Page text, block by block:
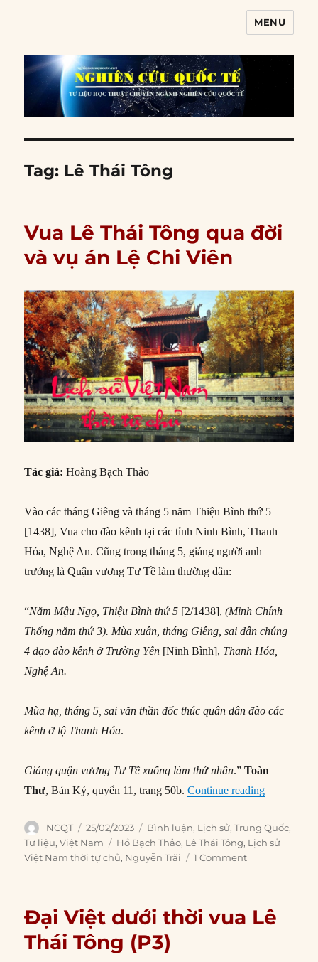
MENU
Tag: Lê Thái Tông
Vua Lê Thái Tông qua đời
và vụ án Lệ Chi Viên
Tác giả: Hoàng Bạch Thảo
Vào các tháng Giêng và tháng 5 năm Thiệu Bình thứ 5
[1438], Vua cho đào kênh tại các tỉnh Ninh Bình, Thanh
Hóa, Nghệ An. Cũng trong tháng 5, giáng người anh
trưởng là Quận vương Tư Tề làm thường dân:
“Năm Mậu Ngọ, Thiệu Bình thứ 5 [2/1438], (Minh Chính
Thống năm thứ 3). Mùa xuân, tháng Giêng, sai dân chúng
4 đạo đào kênh ở Trường Yên [Ninh Bình], Thanh Hóa,
Nghệ An.
Mùa hạ, tháng 5, sai văn thần đốc thúc quân dân đào các
kênh ở lộ Thanh Hóa.
Giáng quận vương Tư Tề xuống làm thứ nhân.” Toàn
Thư, Bản Kỷ, quyển 11, trang 50b.Continue reading“Vua Lê
Author
NCQT
Posted
on
25/02/2023 Categories
Bình luận, Lịch sử,Trung Quốc,
Tư liệu,Việt Nam Tags
Hồ Bạch Thảo, Lê Thái Tông, Lịch sử
Việt Nam thời tự chủ, Nguyễn Trãi 1 Comment
Đại Việt dưới thời vua Lê
Thái Tông (P3)